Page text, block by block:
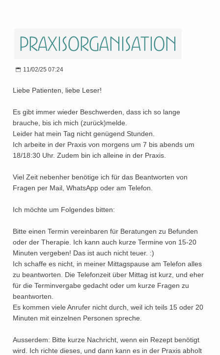
Praxisorganisation
11/02/25 07:24
Liebe Patienten, liebe Leser!
Es gibt immer wieder Beschwerden, dass ich so lange
brauche, bis ich mich (zurück)melde.
Leider hat mein Tag nicht genügend Stunden.
Ich arbeite in der Praxis von morgens um 7 bis abends um
18/18:30 Uhr. Zudem bin ich alleine in der Praxis.
Viel Zeit nebenher benötige ich für das Beantworten von
Fragen per Mail, WhatsApp oder am Telefon.
Ich möchte um Folgendes bitten:
Bitte einen Termin vereinbaren für Beratungen zu Befunden
oder der Therapie. Ich kann auch kurze Termine von 15-20
Minuten vergeben! Das ist auch nicht teuer. :)
Ich schaffe es nicht, in meiner Mittagspause am Telefon alles
zu beantworten. Die Telefonzeit über Mittag ist kurz, und eher
für die Terminvergabe gedacht oder um kurze Fragen zu
beantworten.
Es kommen viele Anrufer nicht durch, weil ich teils 15 oder 20
Minuten mit einzelnen Personen spreche.
Ausserdem: Bitte kurze Nachricht, wenn ein Rezept benötigt
wird. Ich richte dieses, und dann kann es in der Praxis abholt